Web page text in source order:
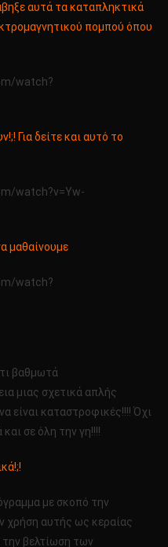
αυτά τα καταπληκτικά
πομπού όπου
watch?
Για δείτε και αυτό το
watch?v=Yw-
μαθαίνουμε
watch?
βαθμωτά
μιας σχετικά απλής
είναι καταστροφικές!!!! Όχι
σε όλη την γη!!!!
με σκοπό την
χρήση αυτής ως κεραίας
βελτίωση των